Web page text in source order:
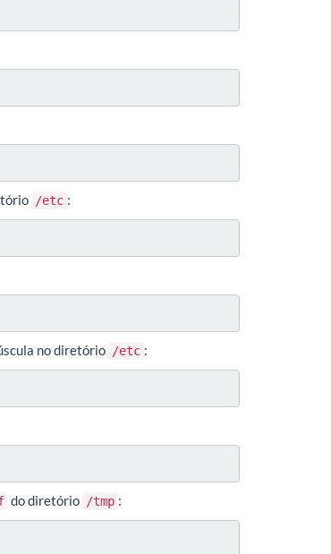
/etc :
no diretório /etc :
do diretório /tmp :